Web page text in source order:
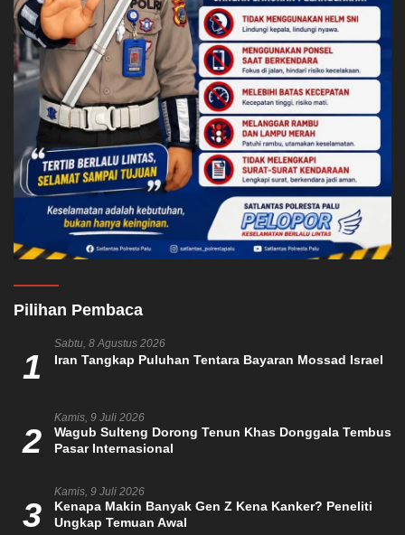
Pilihan Pembaca
1
Sabtu, 8 Agustus 2026
Iran Tangkap Puluhan Tentara Bayaran Mossad Israel
2
Kamis, 9 Juli 2026
Wagub Sulteng Dorong Tenun Khas Donggala Tembus
Pasar Internasional
3
Kamis, 9 Juli 2026
Kenapa Makin Banyak Gen Z Kena Kanker? Peneliti
Ungkap Temuan Awal